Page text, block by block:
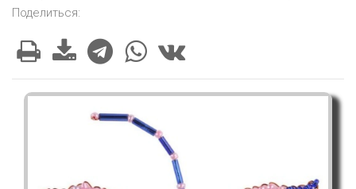
Поделиться: